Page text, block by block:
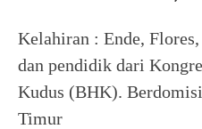
Kelahiran : Ende,
dan pendidik dari
Kudus (BHK).
Timur